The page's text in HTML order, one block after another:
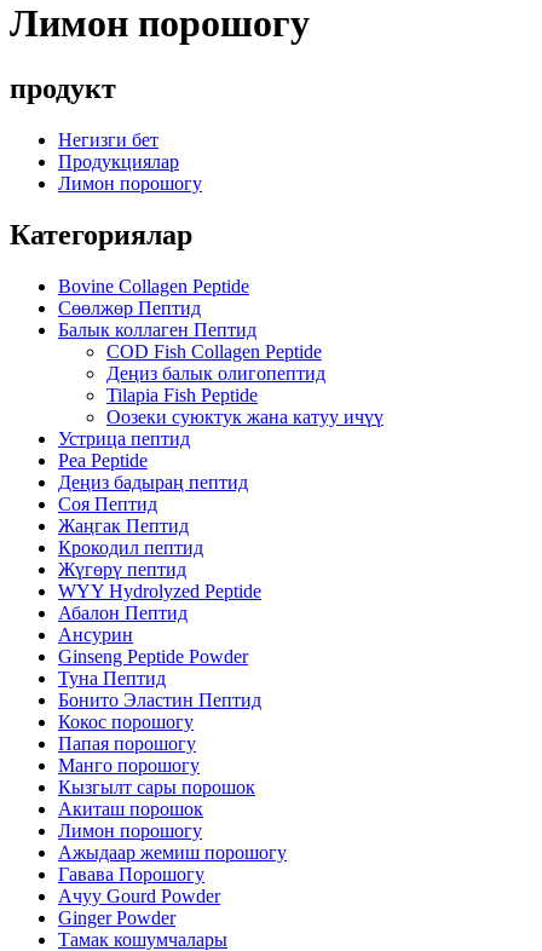
Лимон порошогу
продукт
Негизги бет
Продукциялар
Лимон порошогу
Категориялар
Bovine Collagen Peptide
Сөөлжөр Пептид
Балык коллаген Пептид
COD Fish Collagen Peptide
Деңиз балык олигопептид
Tilapia Fish Peptide
Оозеки суюктук жана катуу ичүү
Устрица пептид
Pea Peptide
Деңиз бадыраң пептид
Соя Пептид
Жаңгак Пептид
Крокодил пептид
Жүгөрү пептид
WYY Hydrolyzed Peptide
Абалон Пептид
Ансурин
Ginseng Peptide Powder
Туна Пептид
Бонито Эластин Пептид
Кокос порошогу
Папая порошогу
Манго порошогу
Кызгылт сары порошок
Акиташ порошок
Лимон порошогу
Ажыдаар жемиш порошогу
Гавава Порошогу
Ачуу Gourd Powder
Ginger Powder
Тамак кошумчалары